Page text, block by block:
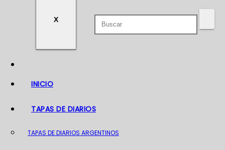
X
INICIO
TAPAS DE DIARIOS
TAPAS DE DIARIOS ARGENTINOS